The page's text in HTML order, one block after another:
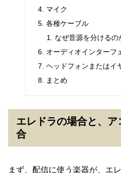
マイク
各種ケーブル
なぜ音源を分けるの
オーディオインターフ
ヘッドフォンまたはイ
まとめ
エレドラの場合と、
合
まず、配信に使う楽器が、エ